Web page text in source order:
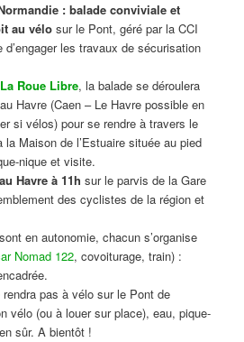
: balade conviviale et
au vélo sur le Pont, géré par la CCI
les travaux de sécurisation
La Roue Libre, la balade se déroulera
Havre (Caen – Le Havre possible en
si vélos) pour se rendre à travers le
la Maison de l’Estuaire située au pied
nique et visite.
Havre à 11h sur le parvis de la Gare
des cyclistes de la région et
en autonomie, chacun s’organise
Nomad 122, covoiturage, train) :
pas à vélo sur le Pont de
vélo (ou à louer sur place), eau, pique-
sûr. A bientôt !